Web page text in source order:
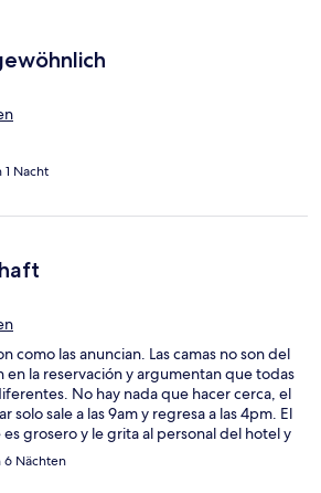
1 Nacht
como las anuncian. Las camas no son del
en la reservación y argumentan que todas
No hay nada que hacer cerca, el
solo sale a las 9am y regresa a las 4pm. El
grosero y le grita al personal del hotel y
la habitación, solamente hacen las
muy pobre la experiencia. Dejamos el
6 Nächten